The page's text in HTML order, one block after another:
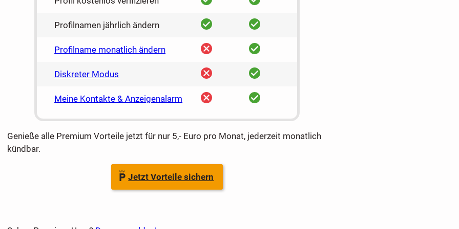
Profilnamen jährlich ändern ja ja
Profilname monatlich ändern nein ja
Diskreter Modus nein ja
Meine Kontakte & Anzeigenalarm nein ja
Genieße alle Premium Vorteile jetzt für nur 5,- Euro pro Monat, jederzeit monatlich
kündbar.
Jetzt Vorteile sichern